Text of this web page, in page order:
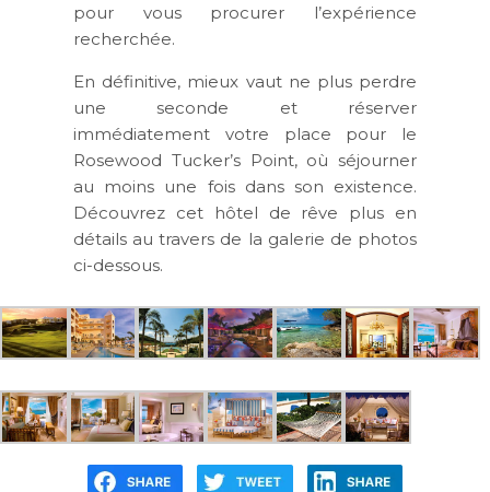
pour vous procurer l’expérience
recherchée.
En définitive, mieux vaut ne plus perdre
une seconde et réserver
immédiatement votre place pour le
Rosewood Tucker’s Point, où séjourner
au moins une fois dans son existence.
Découvrez cet hôtel de rêve plus en
détails au travers de la galerie de photos
ci-dessous.